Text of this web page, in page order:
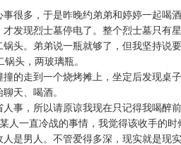
很多，于是昨晚约弟弟和婷婷一起喝酒
发现烈士墓停电了。整个烈士墓只有
头。弟弟说一瓶就够了，但我坚持说
头，两玻璃瓶。
的走到一个烧烤摊上，坐定后发现桌
天、喝酒。
事，所以请原谅我现在只记得我喝醉前
人一直冷战的事情，我觉得该收手的
是男人。不管爱得多深，现实就是现